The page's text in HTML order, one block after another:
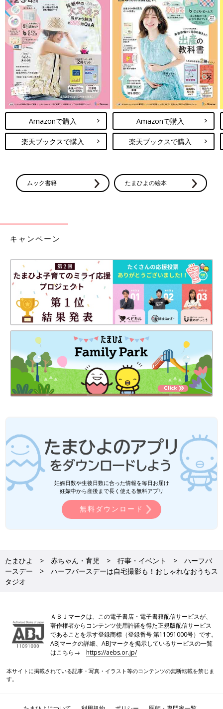
Amazonで購入
楽天ブックスで購入
Amazonで購入
楽天ブックスで購入
ムック書籍 たまひよの絵本
キャンペーン
妊娠日数や生後日数に合った情報を毎日お届け
妊娠中から産後まで長く使える無料アプリ
無料ダウンロード
たまひよ 赤ちゃん・育児 行事・イベント
ハーフバ
ースデー
ハーフバースデーは自宅撮影も！おしゃれなおうちス
タジオ
ＡＢＪマークは、この電子書店・電子書籍配信サービスが、
著作権者からコンテンツ使用許諾を得た正規版配信サービス
であることを示す登録商標（登録番号 第11091000号）です。
ABJマークの詳細、ABJマークを掲示しているサービスの一覧
はこちら→https://aebs.or.jp/
本サイトに掲載されている記事・写真・イラスト等のコンテンツの無断転載を禁じま
す。